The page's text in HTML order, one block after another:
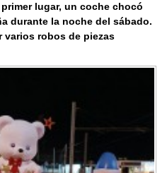
lugar, un coche chocó
durante la noche del sábado.
varios robos de piezas